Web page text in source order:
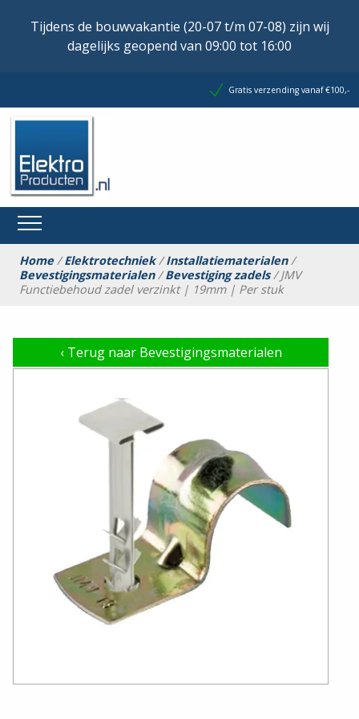
Tijdens de bouwvakantie (20-07 t/m 07-08) zijn wij
dagelijks geopend van 09:00 tot 16:00
Gratis verzending vanaf €100,-
Home/Elektrotechniek/Installatiematerialen/
Bevestigingsmaterialen/Bevestiging zadels/ JMV
Functiebehoud zadel verzinkt | 19mm | Per stuk
‹Terug naar Bevestigingsmaterialen